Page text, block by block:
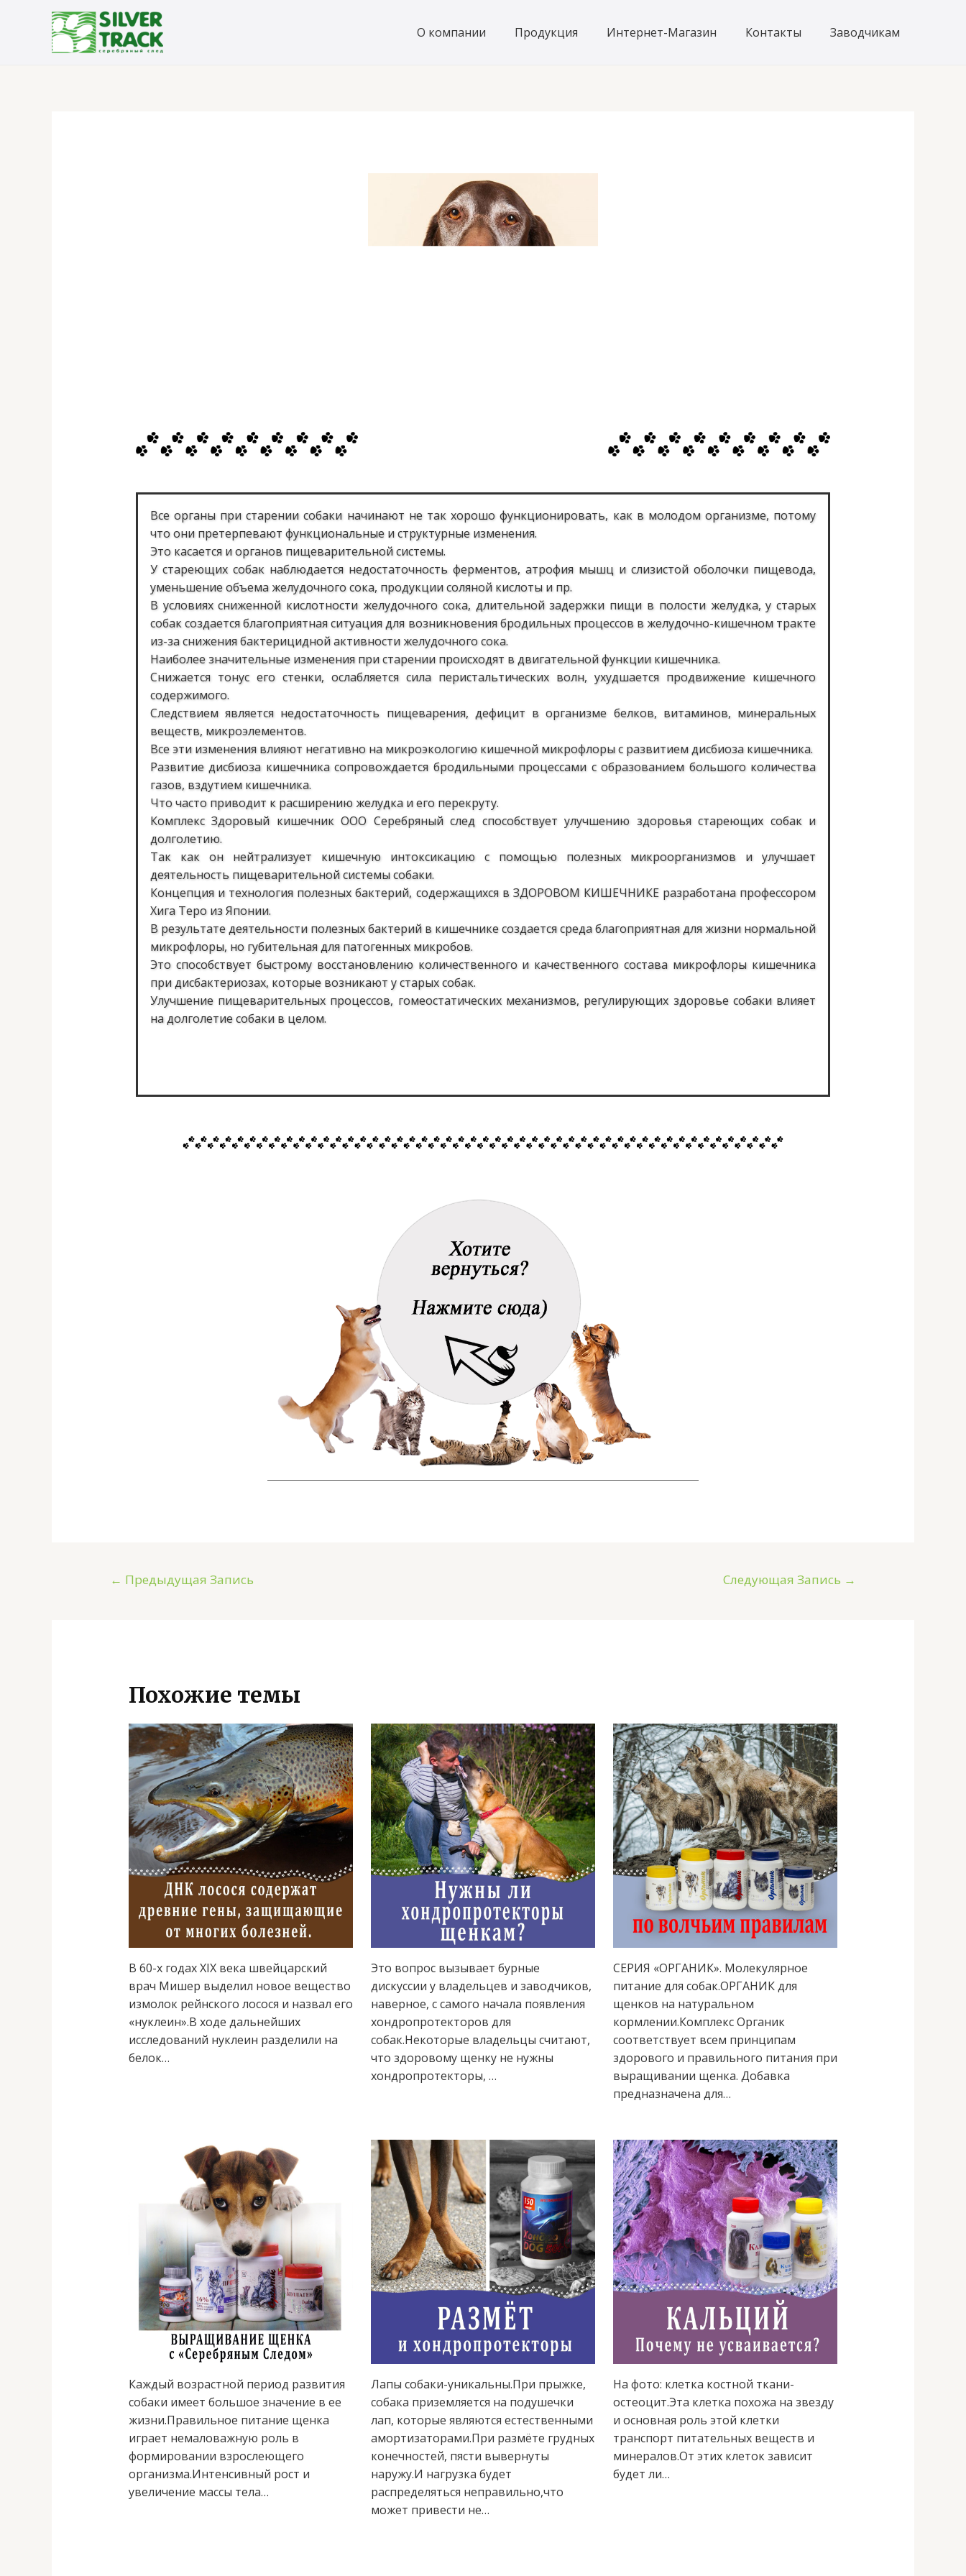
О компании Продукция Интернет-Магазин Контакты Заводчикам
Все органы при старении собаки начинают не так хорошо функционировать, как в молодом организме, потому
что они претерпевают функциональные и структурные изменения.
Это касается и органов пищеварительной системы.
У стареющих собак наблюдается недостаточность ферментов, атрофия мышц и слизистой оболочки пищевода,
уменьшение объема желудочного сока, продукции соляной кислоты и пр.
В условиях сниженной кислотности желудочного сока, длительной задержки пищи в полости желудка, у старых
собак создается благоприятная ситуация для возникновения бродильных процессов в желудочно-кишечном тракте
из-за снижения бактерицидной активности желудочного сока.
Наиболее значительные изменения при старении происходят в двигательной функции кишечника.
Снижается тонус его стенки, ослабляется сила перистальтических волн, ухудшается продвижение кишечного
содержимого.
Следствием является недостаточность пищеварения, дефицит в организме белков, витаминов, минеральных
веществ, микроэлементов.
Все эти изменения влияют негативно на микроэкологию кишечной микрофлоры с развитием дисбиоза кишечника.
Развитие дисбиоза кишечника сопровождается бродильными процессами с образованием большого количества
газов, вздутием кишечника.
Что часто приводит к расширению желудка и его перекруту.
Комплекс Здоровый кишечник ООО Серебряный след способствует улучшению здоровья стареющих собак и
долголетию.
Так как он нейтрализует кишечную интоксикацию с помощью полезных микроорганизмов и улучшает
деятельность пищеварительной системы собаки.
Концепция и технология полезных бактерий, содержащихся в ЗДОРОВОМ КИШЕЧНИКЕ разработана профессором
Хига Теро из Японии.
В результате деятельности полезных бактерий в кишечнике создается среда благоприятная для жизни нормальной
микрофлоры, но губительная для патогенных микробов.
Это способствует быстрому восстановлению количественного и качественного состава микрофлоры кишечника
при дисбактериозах, которые возникают у старых собак.
Улучшение пищеварительных процессов, гомеостатических механизмов, регулирующих здоровье собаки влияет
на долголетие собаки в целом.
← Предыдущая Запись Следующая Запись →
Похожие темы
В 60-х годах XIX века швейцарский
врач Мишер выделил новое вещество
измолок рейнского лосося и назвал его
«нуклеин».В ходе дальнейших
исследований нуклеин разделили на
белок…
Это вопрос вызывает бурные
дискуссии у владельцев и заводчиков,
наверное, с самого начала появления
хондропротекторов для
собак.Некоторые владельцы считают,
что здоровому щенку не нужны
хондропротекторы, …
СЕРИЯ «ОРГАНИК». Молекулярное
питание для собак.ОРГАНИК для
щенков на натуральном
кормлении.Комплекс Органик
соответствует всем принципам
здорового и правильного питания при
выращивании щенка. Добавка
предназначена для…
Каждый возрастной период развития
собаки имеет большое значение в ее
жизни.Правильное питание щенка
играет немаловажную роль в
формировании взрослеющего
организма.Интенсивный рост и
увеличение массы тела…
Лапы собаки-уникальны.При прыжке,
собака приземляется на подушечки
лап, которые являются естественными
амортизаторами.При размёте грудных
конечностей, пясти вывернуты
наружу.И нагрузка будет
распределяться неправильно,что
может привести не…
На фото: клетка костной ткани-
остеоцит.Эта клетка похожа на звезду
и основная роль этой клетки
транспорт питательных веществ и
минералов.От этих клеток зависит
будет ли…